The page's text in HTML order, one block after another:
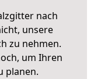
nach
unsere
zu nehmen.
um Ihren
planen.